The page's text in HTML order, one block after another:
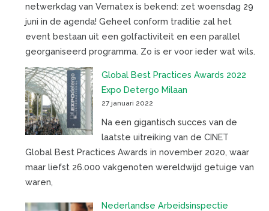
netwerkdag van Vematex is bekend: zet woensdag 29
juni in de agenda! Geheel conform traditie zal het
event bestaan uit een golfactiviteit en een parallel
georganiseerd programma. Zo is er voor ieder wat wils.
Global Best Practices Awards 2022
Expo Detergo Milaan
27 januari 2022
Na een gigantisch succes van de
laatste uitreiking van de CINET
Global Best Practices Awards in november 2020, waar
maar liefst 26.000 vakgenoten wereldwijd getuige van
waren,
Nederlandse Arbeidsinspectie